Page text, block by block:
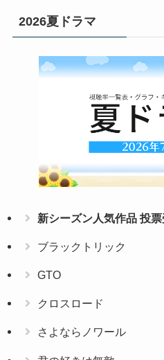
2026夏ドラマ
新シーズン人気作品 投票
ブラックトリック
GTO
クロスロード
さよならノワール